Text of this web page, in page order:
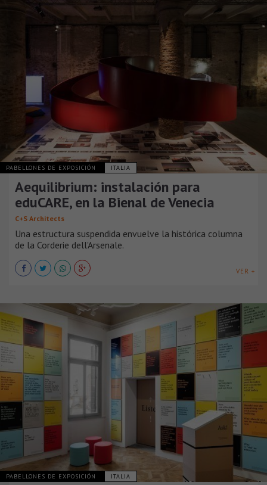
PABELLONES DE EXPOSICIÓN ITALIA
Aequilibrium: instalación para
eduCARE, en la Bienal de Venecia
C+S Architects
Una estructura suspendida envuelve la histórica columna
de la Corderie dell'Arsenale.
VER +
PABELLONES DE EXPOSICIÓN ITALIA